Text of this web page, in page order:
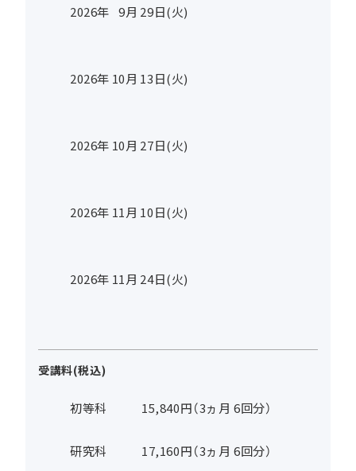
2026年 9月 29日(火)
2026年 10月 13日(火)
2026年 10月 27日(火)
2026年 11月 10日(火)
2026年 11月 24日(火)
受講料(税込)
初等科 15,840円（3ヵ月 6回分）
研究科 17,160円（3ヵ月 6回分）